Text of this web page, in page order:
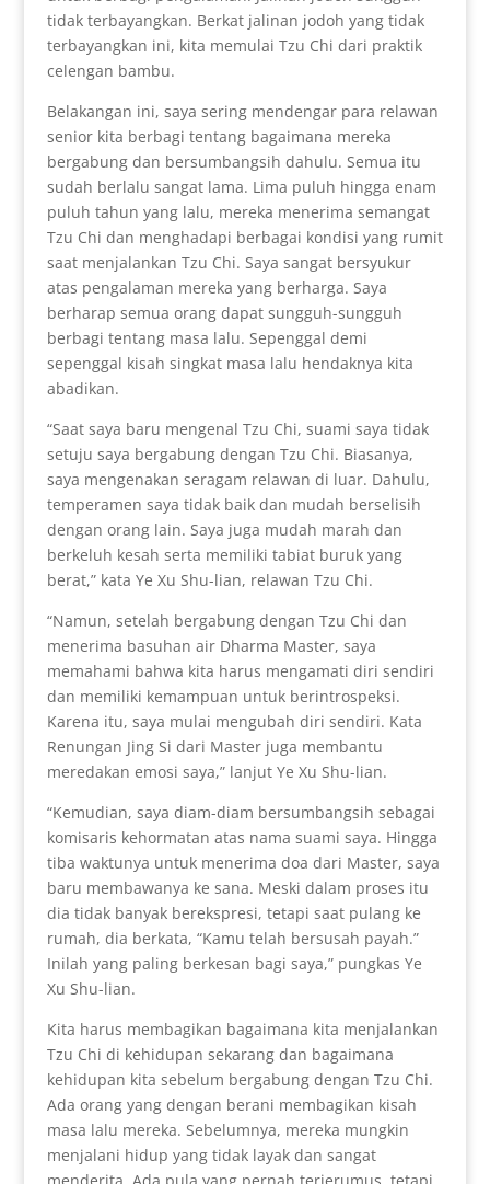
tidak terbayangkan. Berkat jalinan jodoh yang tidak
terbayangkan ini, kita memulai Tzu Chi dari praktik
celengan bambu.
Belakangan ini, saya sering mendengar para relawan
senior kita berbagi tentang bagaimana mereka
bergabung dan bersumbangsih dahulu. Semua itu
sudah berlalu sangat lama. Lima puluh hingga enam
puluh tahun yang lalu, mereka menerima semangat
Tzu Chi dan menghadapi berbagai kondisi yang rumit
saat menjalankan Tzu Chi. Saya sangat bersyukur
atas pengalaman mereka yang berharga. Saya
berharap semua orang dapat sungguh-sungguh
berbagi tentang masa lalu. Sepenggal demi
sepenggal kisah singkat masa lalu hendaknya kita
abadikan.
“Saat saya baru mengenal Tzu Chi, suami saya tidak
setuju saya bergabung dengan Tzu Chi. Biasanya,
saya mengenakan seragam relawan di luar. Dahulu,
temperamen saya tidak baik dan mudah berselisih
dengan orang lain. Saya juga mudah marah dan
berkeluh kesah serta memiliki tabiat buruk yang
berat,” kata Ye Xu Shu-lian, relawan Tzu Chi.
“Namun, setelah bergabung dengan Tzu Chi dan
menerima basuhan air Dharma Master, saya
memahami bahwa kita harus mengamati diri sendiri
dan memiliki kemampuan untuk berintrospeksi.
Karena itu, saya mulai mengubah diri sendiri. Kata
Renungan Jing Si dari Master juga membantu
meredakan emosi saya,” lanjut Ye Xu Shu-lian.
“Kemudian, saya diam-diam bersumbangsih sebagai
komisaris kehormatan atas nama suami saya. Hingga
tiba waktunya untuk menerima doa dari Master, saya
baru membawanya ke sana. Meski dalam proses itu
dia tidak banyak berekspresi, tetapi saat pulang ke
rumah, dia berkata, “Kamu telah bersusah payah.”
Inilah yang paling berkesan bagi saya,” pungkas Ye
Xu Shu-lian.
Kita harus membagikan bagaimana kita menjalankan
Tzu Chi di kehidupan sekarang dan bagaimana
kehidupan kita sebelum bergabung dengan Tzu Chi.
Ada orang yang dengan berani membagikan kisah
masa lalu mereka. Sebelumnya, mereka mungkin
menjalani hidup yang tidak layak dan sangat